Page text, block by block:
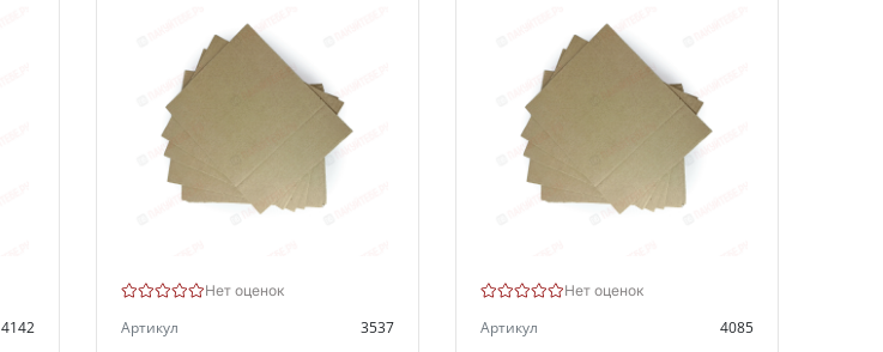
4142
Нет оценок
Артикул 3537
Нет оценок
Артикул 4085